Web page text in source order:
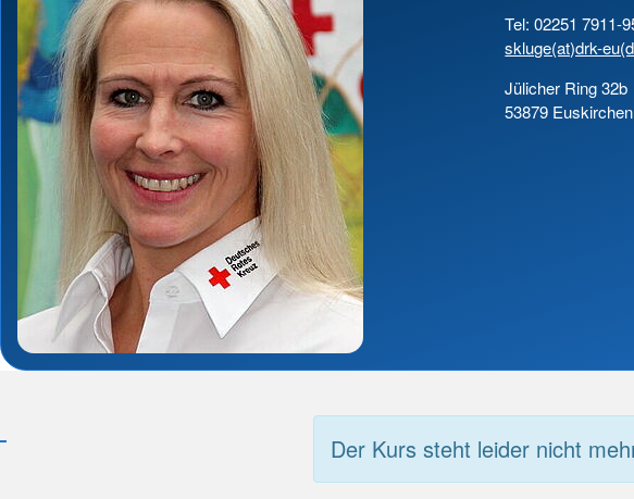
Tel: 02251 7911-
skluge(at)drk-
Jülicher Ring 32b
53879 Euskirchen
Der Kurs steht leider nicht